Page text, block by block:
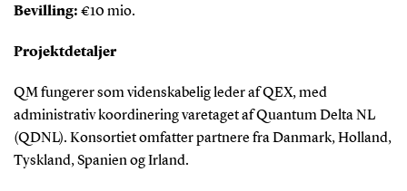
Bevilling: €10 mio.
Projektdetaljer
QM fungerer som videnskabelig leder af QEX, med
administrativ koordinering varetaget af Quantum Delta NL
(QDNL). Konsortiet omfatter partnere fra Danmark, Holland,
Tyskland, Spanien og Irland.